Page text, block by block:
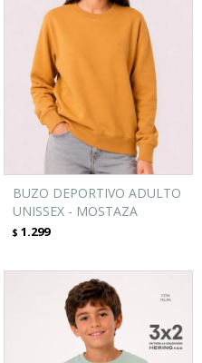
BUZO DEPORTIVO ADULTO
UNISSEX - MOSTAZA
$ 1.299